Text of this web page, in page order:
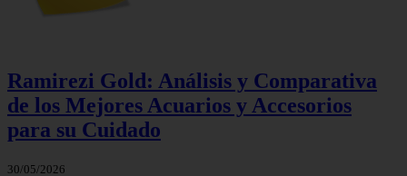
Ramirezi Gold: Análisis y Comparativa
de los Mejores Acuarios y Accesorios
para su Cuidado
30/05/2026